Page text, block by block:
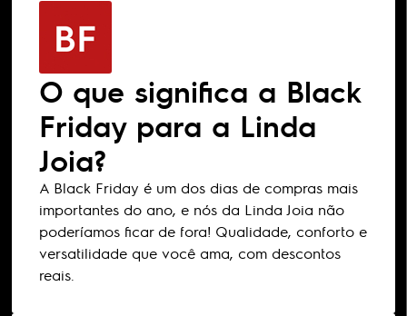
O que significa a Black
Friday para a Linda
Joia?
A Black Friday é um dos dias de compras mais
importantes do ano, e nós da Linda Joia não
poderíamos ficar de fora! Qualidade, conforto e
versatilidade que você ama, com descontos
reais.